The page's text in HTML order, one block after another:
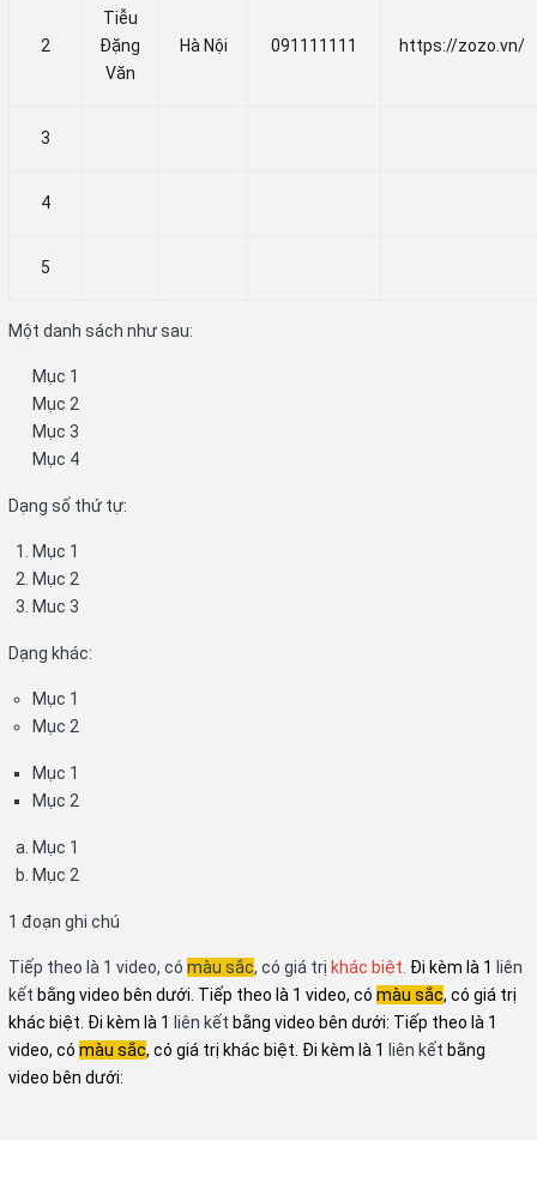
2
Tiễu
Đặng
Văn
Hà Nội 091111111 https://zozo.vn/
3
4
5
Một danh sách như sau:
Mục 1
Mục 2
Mục 3
Mục 4
Dạng số thứ tự:
Mục 1
Mục 2
Muc 3
Dạng khác:
Mục 1
Mục 2
Mục 1
Mục 2
Mục 1
Mục 2
1 đoạn ghi chú
Tiếp theo là 1 video, có màu sắc, có giá trị khác biệt. Đi kèm là 1 liên
kết bằng video bên dưới. Tiếp theo là 1 video, có màu sắc, có giá trị
khác biệt. Đi kèm là 1 liên kết bằng video bên dưới: Tiếp theo là 1
video, có màu sắc, có giá trị khác biệt. Đi kèm là 1 liên kết bằng
video bên dưới: